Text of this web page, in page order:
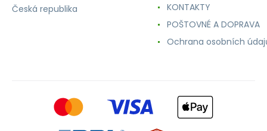
Česká republika
KONTAKTY
POŠTOVNÉ A DOPRAVA
Ochrana osobních